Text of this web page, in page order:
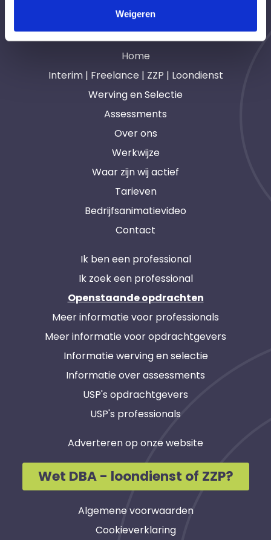
Weigeren
Navigatie
Home
Interim | Freelance | ZZP | Loondienst
Werving en Selectie
Assessments
Over ons
Werkwijze
Waar zijn wij actief
Tarieven
Bedrijfsanimatievideo
Contact
Ik ben een professional
Ik zoek een professional
Openstaande opdrachten
Meer informatie voor professionals
Meer informatie voor opdrachtgevers
Informatie werving en selectie
Informatie over assessments
USP's opdrachtgevers
USP's professionals
Adverteren op onze website
Wet DBA - loondienst of ZZP?
Algemene voorwaarden
Cookieverklaring